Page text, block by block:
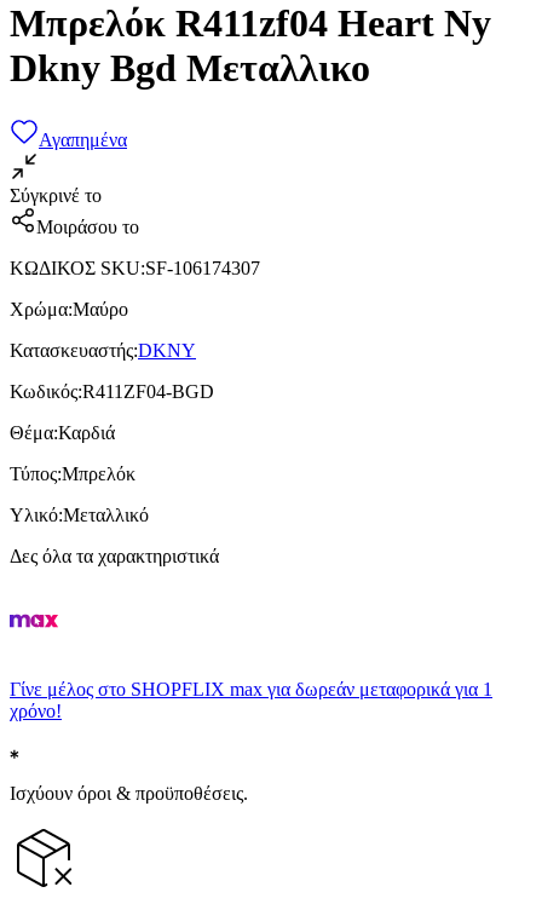
Μπρελόκ R411zf04 Heart Ny
Dkny Bgd Μεταλλικο
Αγαπημένα
Σύγκρινέ το
Μοιράσου το
ΚΩΔΙΚΟΣ SKU:SF-106174307
Χρώμα:Μαύρο
Κατασκευαστής:DKNY
Κωδικός:R411ZF04-BGD
Θέμα:Καρδιά
Τύπος:Μπρελόκ
Υλικό:Μεταλλικό
Δες όλα τα χαρακτηριστικά
Γίνε μέλος στο SHOPFLIX max για δωρεάν μεταφορικά για 1
χρόνο!
Ισχύουν όροι & προϋποθέσεις.